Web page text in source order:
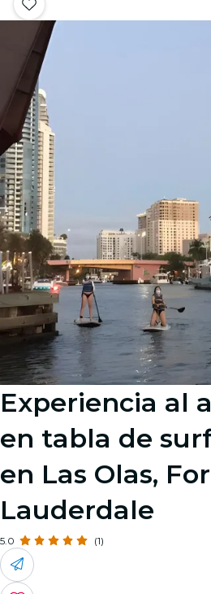
Experiencia al
en tabla de
en Las Olas,
Lauderdale
5.0 (1)